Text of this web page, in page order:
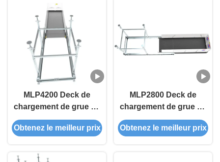
MLP4200 Deck de
chargement de grue de
5 tonnes pour chantiers
de construction à
Obtenez le meilleur prix
MLP2800 Deck de
chargement de grue de
5 tonnes pour chantiers
de construction à
Obtenez le meilleur prix